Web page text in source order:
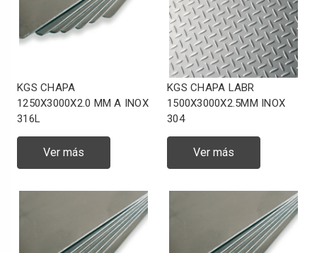
KGS CHAPA
1250X3000X2.0 MM A INOX
316L
Ver más
KGS CHAPA LABR
1500X3000X2.5MM INOX
304
Ver más